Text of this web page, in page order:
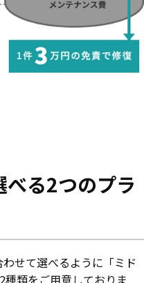
べる2つのプラ
せて選べるように「ミド